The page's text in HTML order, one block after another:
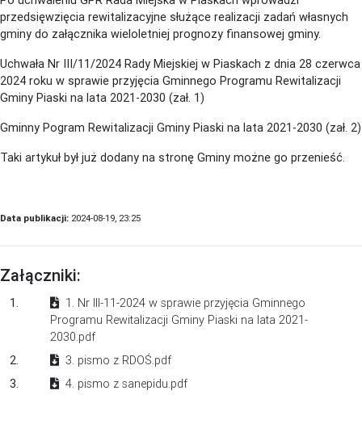
przedsięwzięcia rewitalizacyjne służące realizacji zadań własnych
gminy do załącznika wieloletniej prognozy finansowej gminy.
Uchwała Nr III/11/2024 Rady Miejskiej w Piaskach z dnia 28 czerwca
2024 roku w sprawie przyjęcia Gminnego Programu Rewitalizacji
Gminy Piaski na lata 2021-2030 (zał. 1)
Gminny Pogram Rewitalizacji Gminy Piaski na lata 2021-2030 (zał. 2)
Taki artykuł był już dodany na stronę Gminy możne go przenieść.
Data publikacji: 2024-08-19, 23:25
Załączniki:
1.
1. Nr III-11-2024 w sprawie przyjęcia Gminnego
Programu Rewitalizacji Gminy Piaski na lata 2021-
2030.pdf
2.
3. pismo z RDOŚ.pdf
3.
4. pismo z sanepidu.pdf